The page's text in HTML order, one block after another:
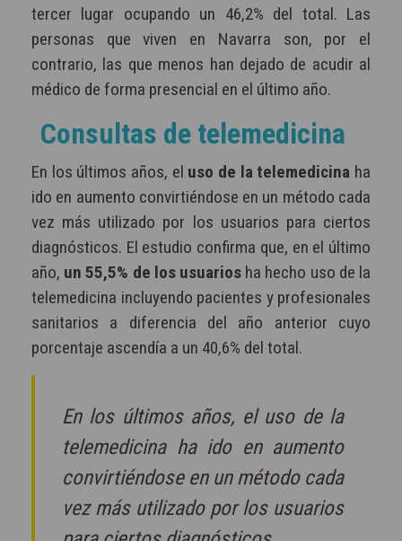
tercer lugar ocupando un 46,2% del total. Las
personas que viven en Navarra son, por el
contrario, las que menos han dejado de acudir al
médico de forma presencial en el último año.
Consultas de telemedicina
En los últimos años, el uso de la telemedicina ha
ido en aumento convirtiéndose en un método cada
vez más utilizado por los usuarios para ciertos
diagnósticos. El estudio confirma que, en el último
año, un 55,5% de los usuarios ha hecho uso de la
telemedicina incluyendo pacientes y profesionales
sanitarios a diferencia del año anterior cuyo
porcentaje ascendía a un 40,6% del total.
En los últimos años, el uso de la
telemedicina ha ido en aumento
convirtiéndose en un método cada
vez más utilizado por los usuarios